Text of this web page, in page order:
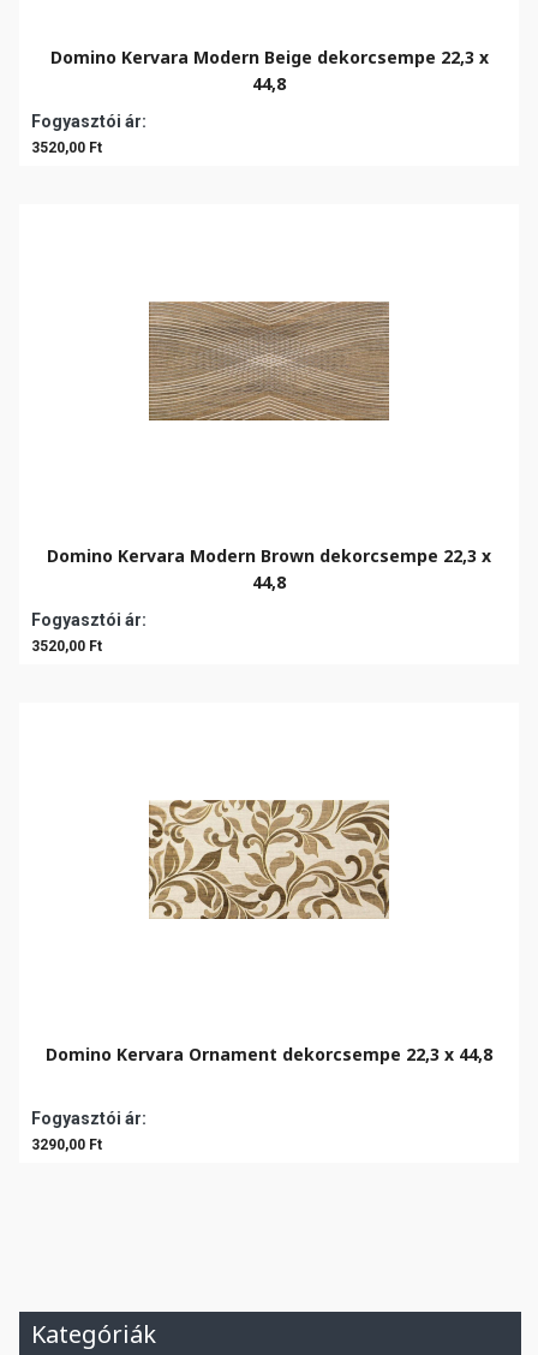
Domino Kervara Modern Beige dekorcsempe 22,3 x
44,8
Fogyasztói ár:
3520,00 Ft
Domino Kervara Modern Brown dekorcsempe 22,3 x
44,8
Fogyasztói ár:
3520,00 Ft
Domino Kervara Ornament dekorcsempe 22,3 x 44,8
Fogyasztói ár:
3290,00 Ft
Kategóriák